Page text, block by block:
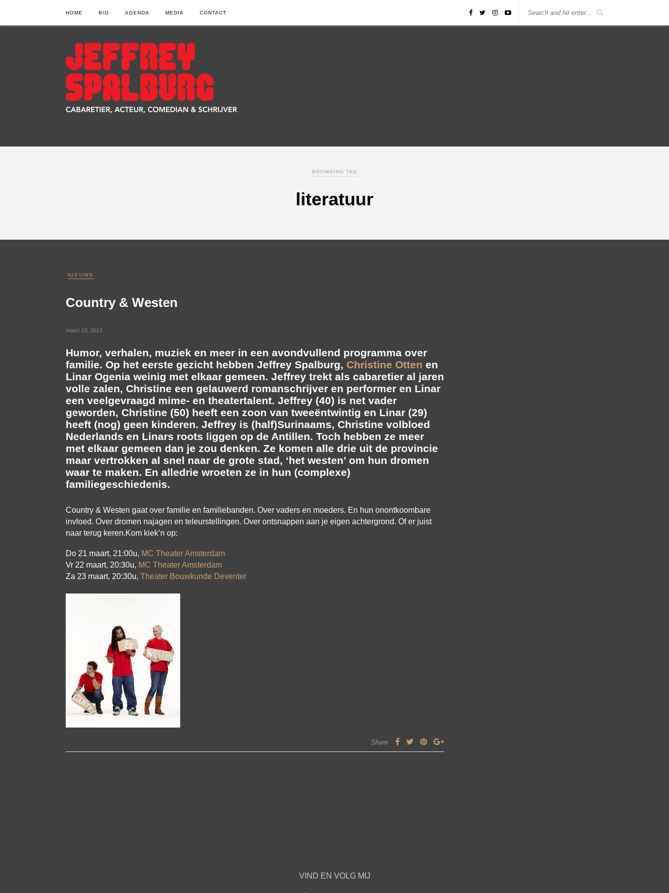
HOME BIO AGENDA MEDIA CONTACT
BROWSING TAG
literatuur
NIEUWS
Country & Westen
maart 19, 2013
Humor, verhalen, muziek en meer in een avondvullend programma over
familie. Op het eerste gezicht hebben Jeffrey Spalburg, Christine Otten en
Linar Ogenia weinig met elkaar gemeen. Jeffrey trekt als cabaretier al jaren
volle zalen, Christine een gelauwerd romanschrijver en performer en Linar
een veelgevraagd mime- en theatertalent. Jeffrey (40) is net vader
geworden, Christine (50) heeft een zoon van tweeëntwintig en Linar (29)
heeft (nog) geen kinderen. Jeffrey is (half)Surinaams, Christine volbloed
Nederlands en Linars roots liggen op de Antillen. Toch hebben ze meer
met elkaar gemeen dan je zou denken. Ze komen alle drie uit de provincie
maar vertrokken al snel naar de grote stad, ‘het westen’ om hun dromen
waar te maken. En alledrie wroeten ze in hun (complexe)
familiegeschiedenis.
Country & Westen gaat over familie en familiebanden. Over vaders en moeders. En hun onontkoombare
invloed. Over dromen najagen en teleurstellingen. Over ontsnappen aan je eigen achtergrond. Of er juist
naar terug keren.Kom kiek’n op:
Do 21 maart, 21:00u, MC Theater Amsterdam
Vr 22 maart, 20:30u, MC Theater Amsterdam
Za 23 maart, 20:30u, Theater Bouwkunde Deventer
Share
VIND EN VOLG MIJ